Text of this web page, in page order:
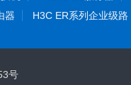
器
H3C ER系列企业级路
号